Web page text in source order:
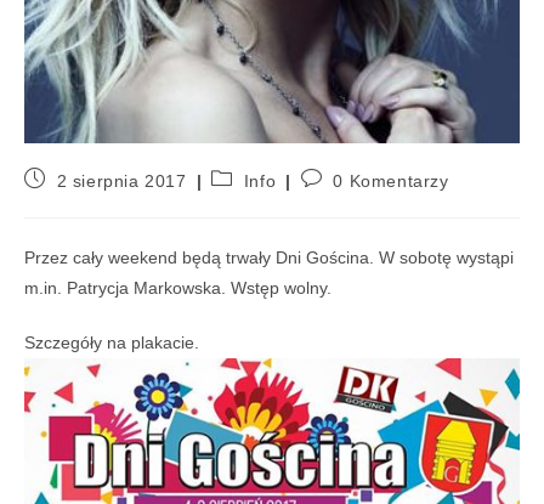
2 sierpnia 2017 Info 0 Komentarzy
Przez cały weekend będą trwały Dni Gościna. W sobotę wystąpi
m.in. Patrycja Markowska. Wstęp wolny.
Szczegóły na plakacie.